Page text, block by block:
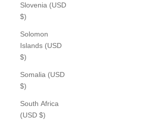
Slovenia (USD
$)
Solomon
Islands (USD
$)
Somalia (USD
$)
South Africa
(USD $)